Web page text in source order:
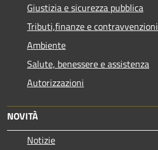
Giustizia e sicurezza pubblica
Tributi,finanze e contravvenzioni
Ambiente
Salute, benessere e assistenza
Autorizzazioni
NOVITÀ
Notizie